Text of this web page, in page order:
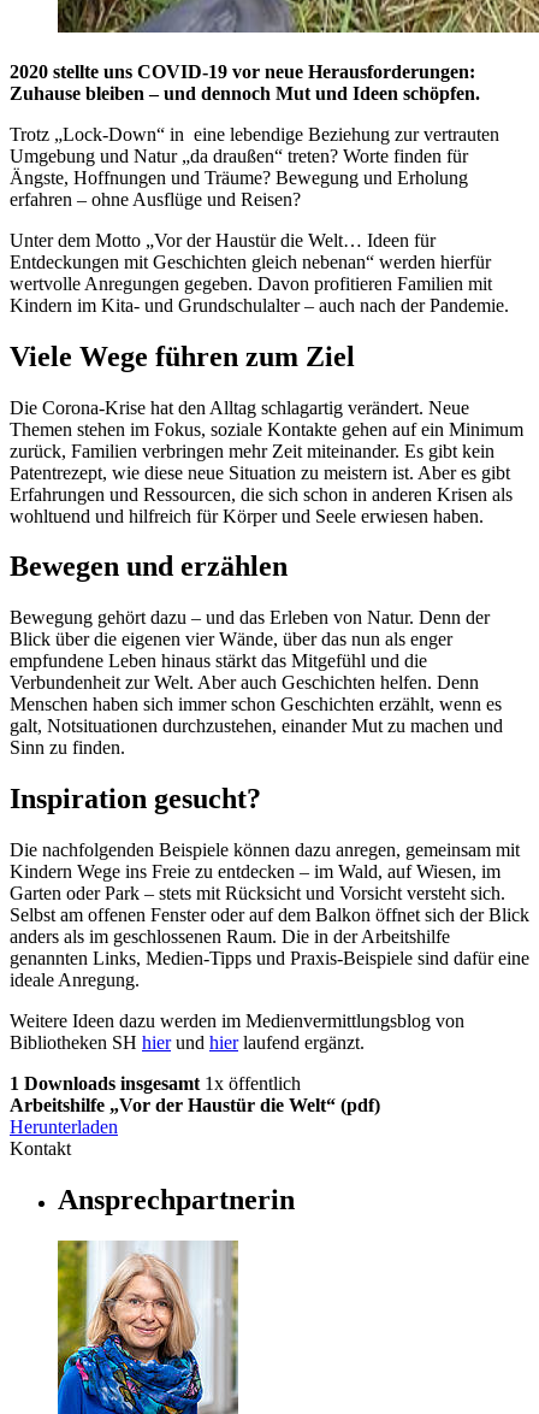
2020 stellte uns COVID-19 vor neue Herausforderungen:
Zuhause bleiben – und dennoch Mut und Ideen schöpfen.
Trotz „Lock-Down“ in eine lebendige Beziehung zur vertrauten
Umgebung und Natur „da draußen“ treten? Worte finden für
Ängste, Hoffnungen und Träume? Bewegung und Erholung
erfahren – ohne Ausflüge und Reisen?
Unter dem Motto „Vor der Haustür die Welt… Ideen für
Entdeckungen mit Geschichten gleich nebenan“ werden hierfür
wertvolle Anregungen gegeben. Davon profitieren Familien mit
Kindern im Kita- und Grundschulalter – auch nach der Pandemie.
Viele Wege führen zum Ziel
Die Corona-Krise hat den Alltag schlagartig verändert. Neue
Themen stehen im Fokus, soziale Kontakte gehen auf ein Minimum
zurück, Familien verbringen mehr Zeit miteinander. Es gibt kein
Patentrezept, wie diese neue Situation zu meistern ist. Aber es gibt
Erfahrungen und Ressourcen, die sich schon in anderen Krisen als
wohltuend und hilfreich für Körper und Seele erwiesen haben.
Bewegen und erzählen
Bewegung gehört dazu – und das Erleben von Natur. Denn der
Blick über die eigenen vier Wände, über das nun als enger
empfundene Leben hinaus stärkt das Mitgefühl und die
Verbundenheit zur Welt. Aber auch Geschichten helfen. Denn
Menschen haben sich immer schon Geschichten erzählt, wenn es
galt, Notsituationen durchzustehen, einander Mut zu machen und
Sinn zu finden.
Inspiration gesucht?
Die nachfolgenden Beispiele können dazu anregen, gemeinsam mit
Kindern Wege ins Freie zu entdecken – im Wald, auf Wiesen, im
Garten oder Park – stets mit Rücksicht und Vorsicht versteht sich.
Selbst am offenen Fenster oder auf dem Balkon öffnet sich der Blick
anders als im geschlossenen Raum. Die in der Arbeitshilfe
genannten Links, Medien-Tipps und Praxis-Beispiele sind dafür eine
ideale Anregung.
Weitere Ideen dazu werden im Medienvermittlungsblog von
Bibliotheken SH hierund hierlaufend ergänzt.
1 Downloads insgesamt 1x öffentlich
Arbeitshilfe „Vor der Haustür die Welt“ (pdf)
Herunterladen
Kontakt
Ansprechpartnerin